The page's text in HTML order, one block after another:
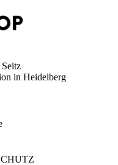
in Heidelberg